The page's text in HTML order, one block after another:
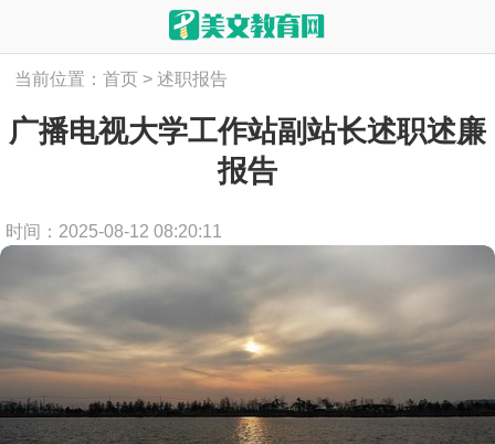
当前位置：首页 > 述职报告
广播电视大学工作站副站长述职述廉
报告
时间：2025-08-12 08:20:11